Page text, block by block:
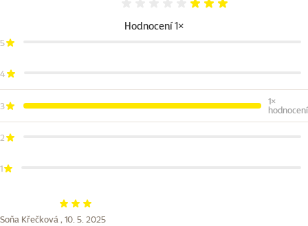
Hodnocení 1×
Hodnocení 60%
5
4
3
1×
hodnocení
2
1
Hodnocení 60%
Soňa Křečková , 10. 5. 2025